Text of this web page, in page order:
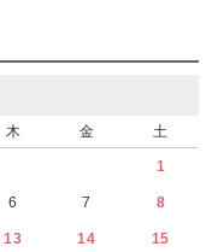
木 金 土
1
6 7 8
13 14 15